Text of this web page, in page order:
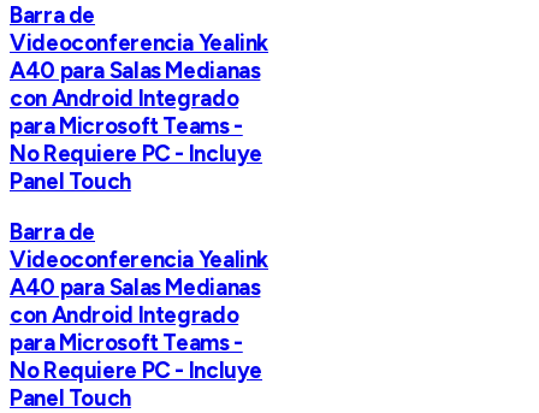
Barra de
Videoconferencia Yealink
A40 para Salas Medianas
con Android Integrado
para Microsoft Teams -
No Requiere PC - Incluye
Panel Touch
Barra de
Videoconferencia Yealink
A40 para Salas Medianas
con Android Integrado
para Microsoft Teams -
No Requiere PC - Incluye
Panel Touch